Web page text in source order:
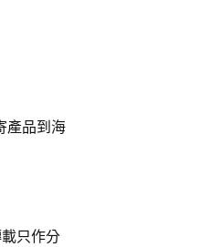
產品到海
只作分